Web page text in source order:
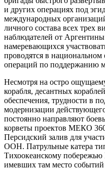
и других операциях под
международных
личного состава всех трех
наблюдателей от
намеревающихся
проводятся в
операций по поддержанию
Несмотря на остро
корабля, десантных
обеспечения, трудности в
модернизации
постоянно направляют
корветы проектов МЕКО
Персидский залив для
ООН. Патрульные катера
Тихоокеанскому
имевших там место событий